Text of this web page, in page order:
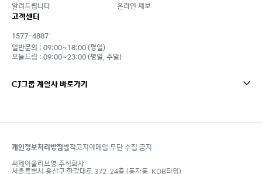
알려드립니다
온라인 제보
고객센터
1577-4887
일반문의 : 09:00~18:00 (평일)
오늘드림 : 09:00~23:00 (평일, 주말)
CJ그룹 계열사 바로가기
footer
개인정보처리방침법적고지이메일 무단 수집 금지
씨제이올리브영 주식회사
서울특별시 용산구 한강대로 372, 24층 (동자동, KDB타워)